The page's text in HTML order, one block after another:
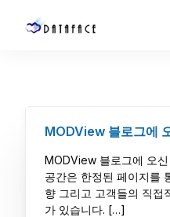
MODView 블로그에
MODView 블로그에 오
공간은 한정된 페이지를
향 그리고 고객들의 직접
가 있습니다. […]
Sales
Service